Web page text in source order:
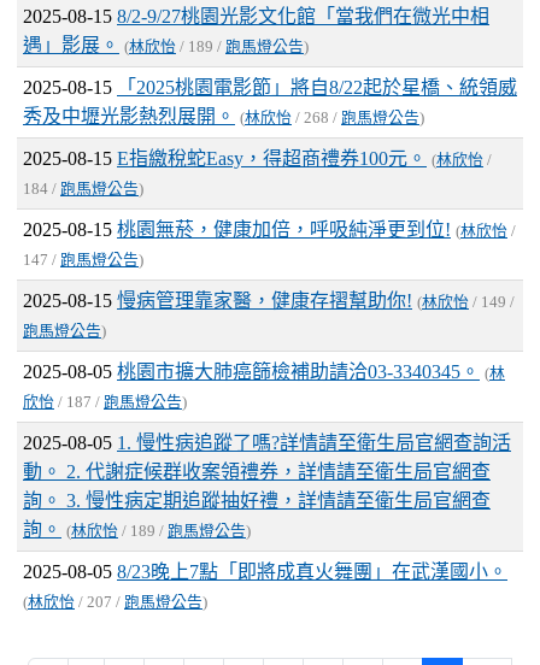
2025-08-15 8/2-9/27桃園光影文化館「當我們在微光中相
遇」影展。
(林欣怡 / 189 / 跑馬燈公告)
2025-08-15
「2025桃園電影節」將自8/22起於星橋、統領威
秀及中壢光影熱烈展開。
(林欣怡 / 268 / 跑馬燈公告)
2025-08-15 E指繳稅蛇Easy，得超商禮券100元。 (林欣怡 /
184 / 跑馬燈公告)
2025-08-15 桃園無菸，健康加倍，呼吸純淨更到位! (林欣怡 /
147 / 跑馬燈公告)
2025-08-15 慢病管理靠家醫，健康存摺幫助你! (林欣怡 / 149 /
跑馬燈公告)
2025-08-05 桃園市擴大肺癌篩檢補助請洽03-3340345。 (林
欣怡 / 187 / 跑馬燈公告)
2025-08-05 1. 慢性病追蹤了嗎?詳情請至衛生局官網查詢活
動。 2. 代謝症候群收案領禮券，詳情請至衛生局官網查
詢。 3. 慢性病定期追蹤抽好禮，詳情請至衛生局官網查
詢。
(林欣怡 / 189 / 跑馬燈公告)
2025-08-05 8/23晚上7點「即將成真火舞團」在武漢國小。
(林欣怡 / 207 / 跑馬燈公告)